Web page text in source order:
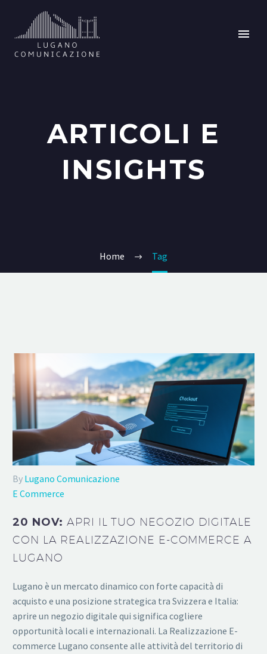
ARTICOLI E
INSIGHTS
Home Tag
By Lugano Comunicazione
E Commerce
20 NOV:APRI IL TUO NEGOZIO DIGITALE
CON LA REALIZZAZIONE E-COMMERCE A
LUGANO
Lugano è un mercato dinamico con forte capacità di
acquisto e una posizione strategica tra Svizzera e Italia:
aprire un negozio digitale qui significa cogliere
opportunità locali e internazionali. La Realizzazione E-
commerce Lugano consente alle attività del territorio di